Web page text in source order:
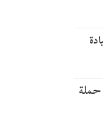
حملة